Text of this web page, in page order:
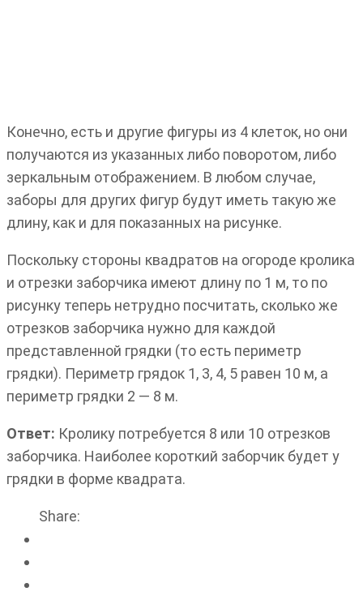
Конечно, есть и другие фигуры из 4 клеток, но они
получаются из указанных либо поворотом, либо
зеркальным отображением. В любом случае,
заборы для других фигур будут иметь такую же
длину, как и для показанных на рисунке.
Поскольку стороны квадратов на огороде кролика
и отрезки заборчика имеют длину по 1 м, то по
рисунку теперь нетрудно посчитать, сколько же
отрезков заборчика нужно для каждой
представленной грядки (то есть периметр
грядки). Периметр грядок 1, 3, 4, 5 равен 10 м, а
периметр грядки 2 — 8 м.
Ответ: Кролику потребуется 8 или 10 отрезков
заборчика. Наиболее короткий заборчик будет у
грядки в форме квадрата.
Share: